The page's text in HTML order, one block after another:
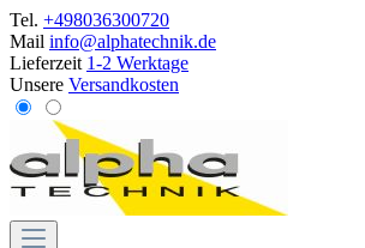
Tel. +498036300720
Mail info@alphatechnik.de
Lieferzeit 1-2 Werktage
Unsere Versandkosten